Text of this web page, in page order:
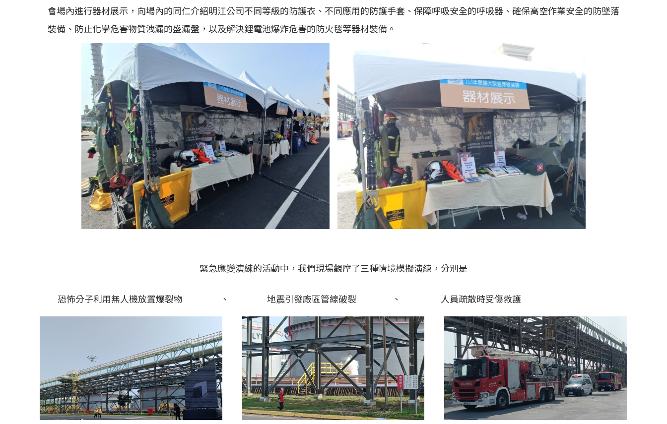
會場內進行器材展示，向場內的同仁介紹明江公司不同等級的防護衣、不同應用的防護手套、保障呼吸安全的呼吸器、確保高空作業安全的防墜落
裝備、防止化學危害物質洩漏的盛漏盤，以及解決鋰電池爆炸危害的防火毯等器材裝備。
緊急應變演練的活動中，我們現場觀摩了三種情境模擬演練，分別是
恐怖分子利用無人機放置爆裂物 、 地震引發廠區管線破裂 、 人員疏散時受傷救護